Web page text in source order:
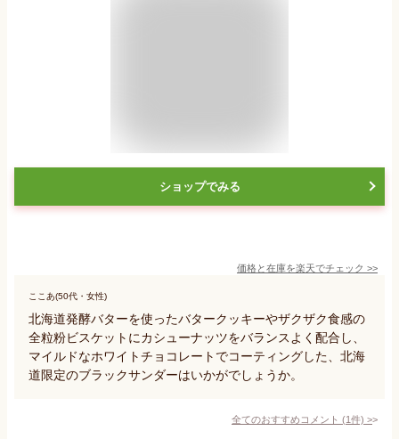
ショップでみる
価格と在庫を楽天でチェック >>
ここあ(50代・女性)
北海道発酵バターを使ったバタークッキーやザクザク食感の
全粒粉ビスケットにカシューナッツをバランスよく配合し、
マイルドなホワイトチョコレートでコーティングした、北海
道限定のブラックサンダーはいかがでしょうか。
全てのおすすめコメント (1件) >